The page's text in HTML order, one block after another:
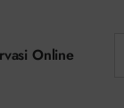
Online